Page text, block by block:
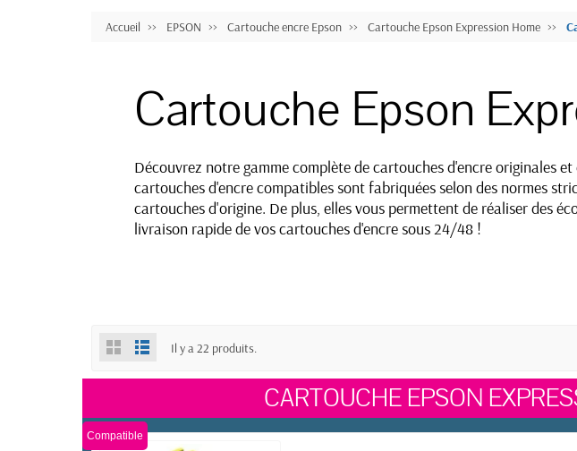
Accueil EPSON Cartouche encre Epson Cartouche Epson Expression Home
Cartouche Epson
Découvrez notre gamme complète de cartouches d'encre originales
cartouches d'encre compatibles sont fabriquées selon des normes
cartouches d'origine. De plus, elles vous permettent de réaliser des
livraison rapide de vos cartouches d'encre sous 24/48 !
Il y a 22 produits.
CARTOUCHE EPSON
Compatible